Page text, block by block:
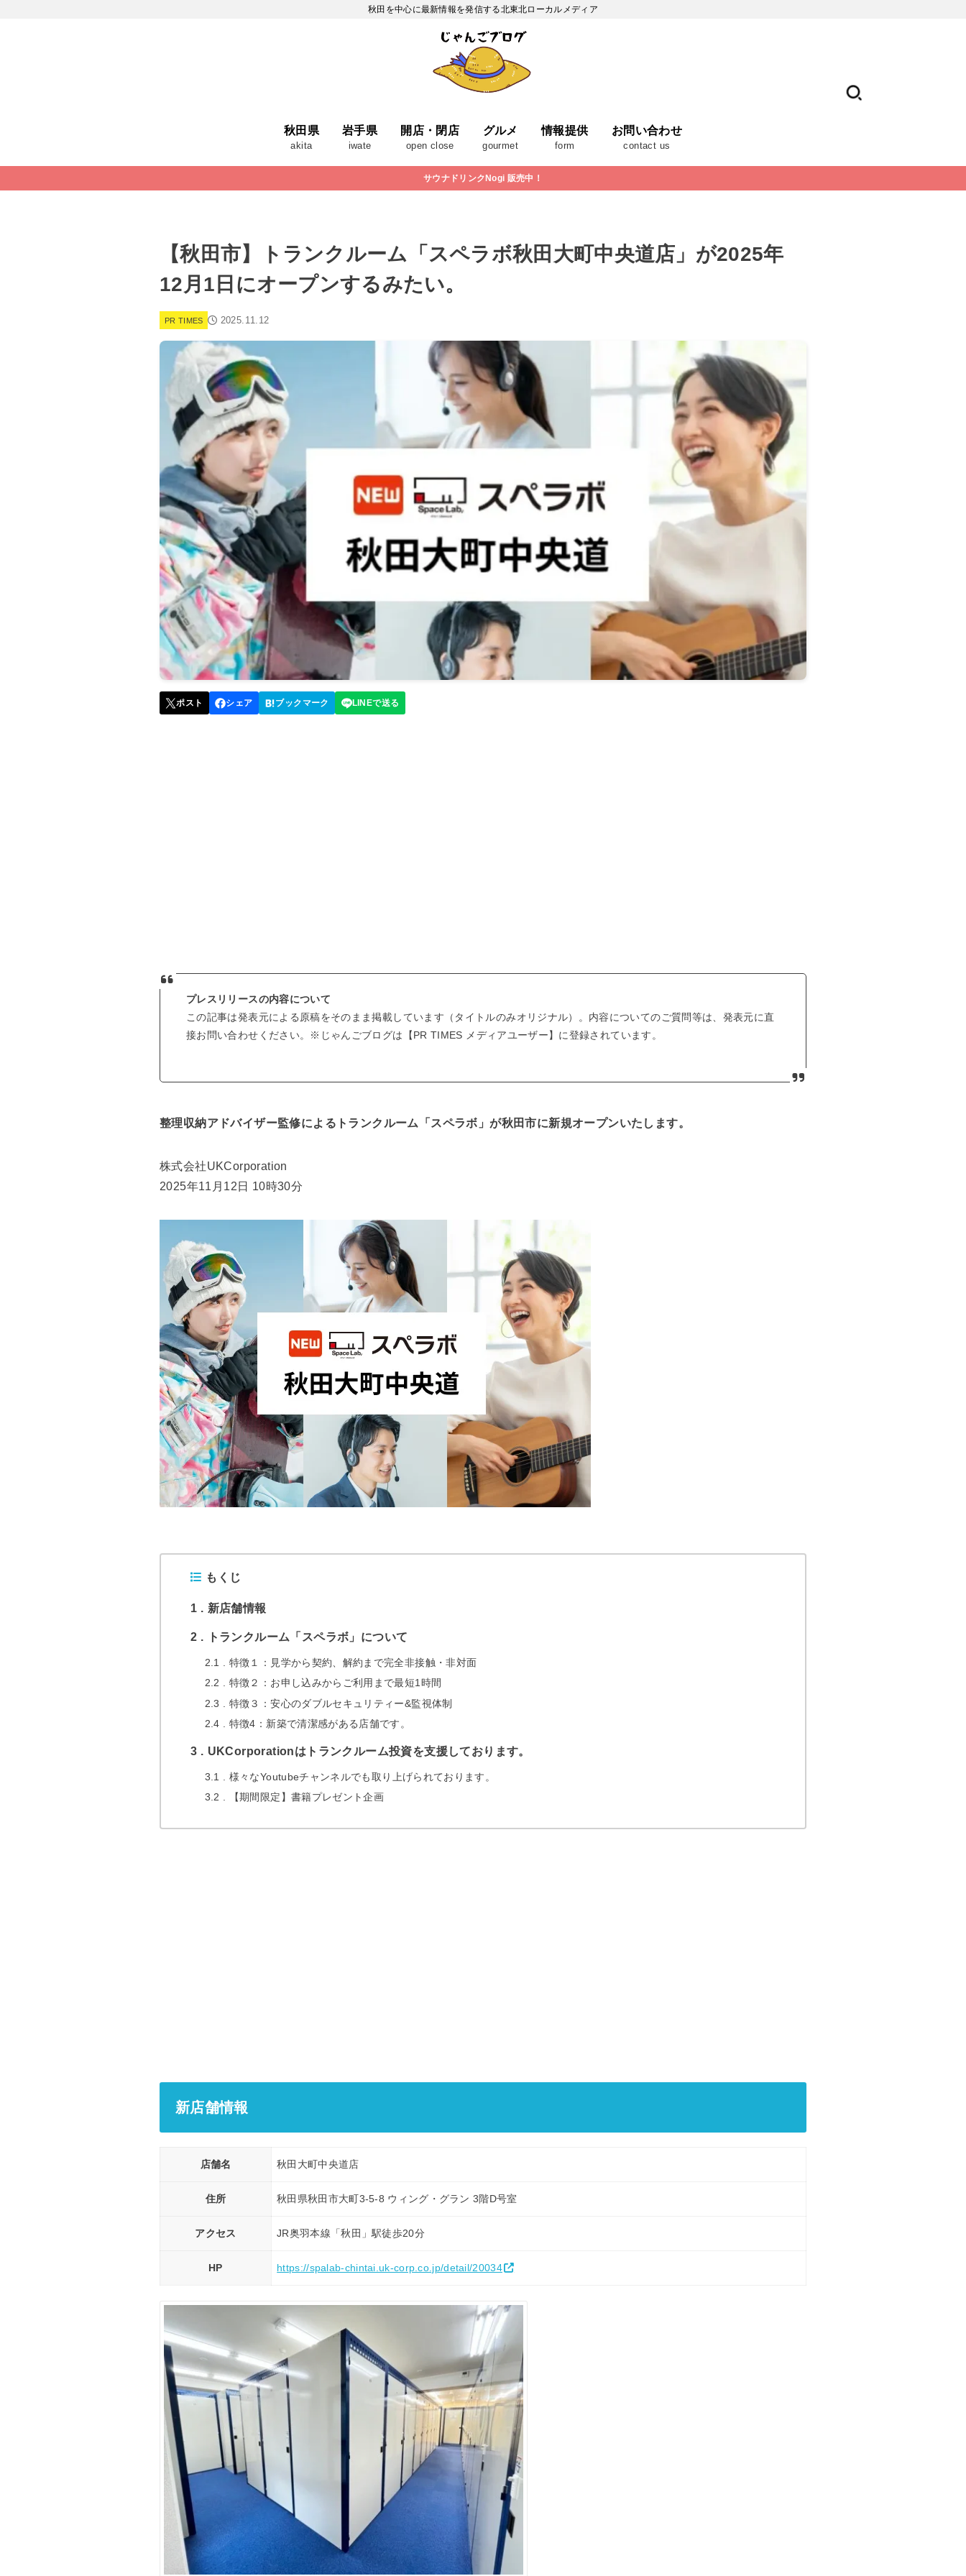
秋田を中心に最新情報を発信する北東北ローカルメディア
秋田県
akita
岩手県
iwate
開店・閉店
open close
グルメ
gourmet
情報提供
form
お問い合わせ
contact us
サウナドリンクNogi 販売中！
【秋田市】トランクルーム「スペラボ秋田大町中央道店」が2025年
12月1日にオープンするみたい。
PR TIMES 2025.11.12
プレスリリースの内容について
この記事は発表元による原稿をそのまま掲載しています（タイトルのみオリジナル）。内容についてのご質問等は、発表元に直
接お問い合わせください。※じゃんごブログは【PR TIMES メディアユーザー】に登録されています。
整理収納アドバイザー監修によるトランクルーム「スペラボ」が秋田市に新規オープンいたします。
株式会社UKCorporation
2025年11月12日 10時30分
もくじ
1 新店舗情報
2 トランクルーム「スペラボ」について
2.1
特徴１：見学から契約、解約まで完全非接触・非対面
2.2
特徴２：お申し込みからご利用まで最短1時間
2.3
特徴３：安心のダブルセキュリティー&監視体制
2.4
特徴4：新築で清潔感がある店舗です。
3 UKCorporationはトランクルーム投資を支援しております。
3.1
様々なYoutubeチャンネルでも取り上げられております。
3.2
【期間限定】書籍プレゼント企画
新店舗情報
店舗名 秋田大町中央道店
住所 秋田県秋田市大町3-5-8 ウィング・グラン 3階D号室
アクセス JR奥羽本線「秋田」駅徒歩20分
HP https://spalab-chintai.uk-corp.co.jp/detail/20034